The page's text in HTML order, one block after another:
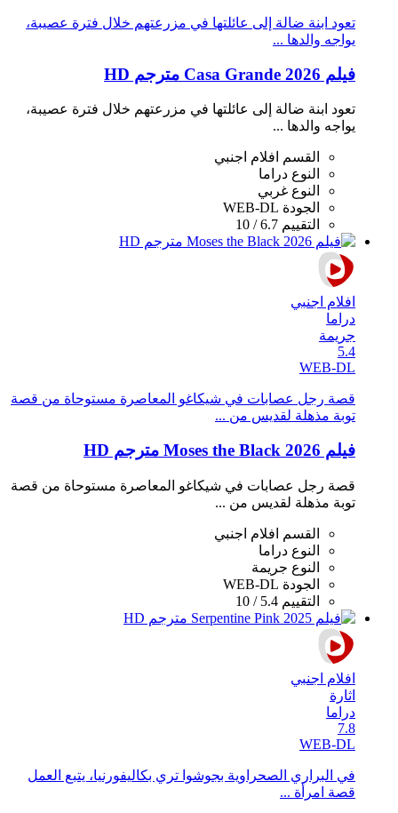
تعود ابنة ضالة إلى عائلتها في مزرعتهم خلال فترة عصيبة،
يواجه والدها ...
فيلم Casa Grande 2026 مترجم HD
تعود ابنة ضالة إلى عائلتها في مزرعتهم خلال فترة عصيبة،
يواجه والدها ...
القسم
افلام اجنبي
النوع دراما
النوع غربي
الجودة WEB-DL
التقييم 6.7 / 10
افلام اجنبي
دراما
جريمة
5.4
WEB-DL
قصة رجل عصابات في شيكاغو المعاصرة مستوحاة من قصة
توبة مذهلة لقديس من ...
فيلم Moses the Black 2026 مترجم HD
قصة رجل عصابات في شيكاغو المعاصرة مستوحاة من قصة
توبة مذهلة لقديس من ...
القسم
افلام اجنبي
النوع دراما
النوع جريمة
الجودة WEB-DL
التقييم 5.4 / 10
افلام اجنبي
اثارة
دراما
7.8
WEB-DL
في البراري الصحراوية بجوشوا تري بكاليفورنيا، يتبع العمل
قصة امرأة ...